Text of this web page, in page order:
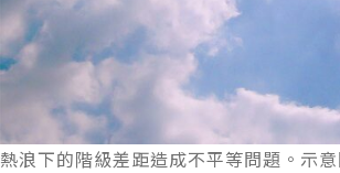
熱浪下的階級差距造成不平等問題。